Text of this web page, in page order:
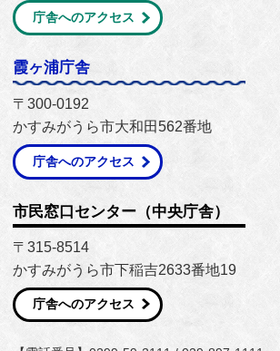
庁舎へのアクセス
霞ヶ浦庁舎
〒300-0192
かすみがうら市大和田562番地
庁舎へのアクセス
市民窓口センター（中央庁舎）
〒315-8514
かすみがうら市下稲吉2633番地19
庁舎へのアクセス